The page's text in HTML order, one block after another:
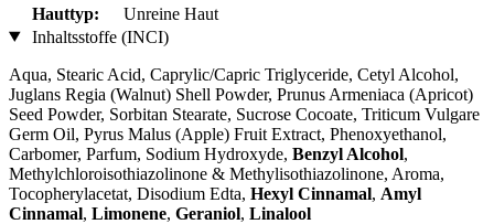
Hauttyp:
Unreine Haut
Inhaltsstoffe (INCI)
Aqua, Stearic Acid, Caprylic/Capric Triglyceride, Cetyl Alcohol,
Juglans Regia (Walnut) Shell Powder, Prunus Armeniaca (Apricot)
Seed Powder, Sorbitan Stearate, Sucrose Cocoate, Triticum Vulgare
Germ Oil, Pyrus Malus (Apple) Fruit Extract, Phenoxyethanol,
Carbomer, Parfum, Sodium Hydroxyde, Benzyl Alcohol,
Methylchloroisothiazolinone & Methylisothiazolinone, Aroma,
Tocopherylacetat, Disodium Edta, Hexyl Cinnamal, Amyl
Cinnamal, Limonene, Geraniol, Linalool